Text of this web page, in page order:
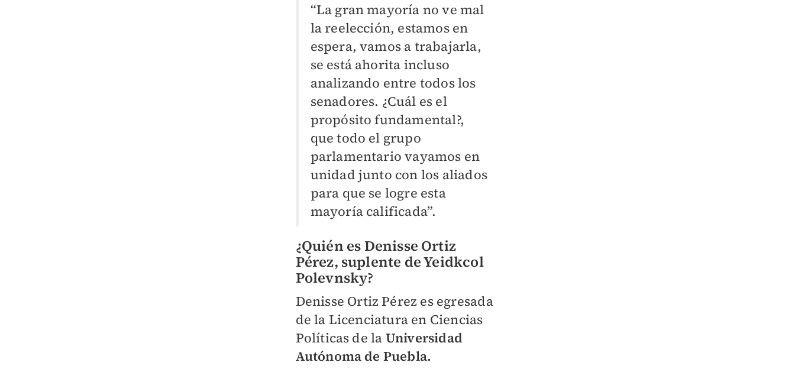
“La gran mayoría no ve mal
la reelección, estamos en
espera, vamos a trabajarla,
se está ahorita incluso
analizando entre todos los
senadores. ¿Cuál es el
propósito fundamental?,
que todo el grupo
parlamentario vayamos en
unidad junto con los aliados
para que se logre esta
mayoría calificada”.
¿Quién esDenisse Ortiz
Pérez, suplente de Yeidkcol
Polevnsky?
Denisse Ortiz Pérez es egresada
de la Licenciatura en Ciencias
Políticas de la Universidad
Autónoma de Puebla.